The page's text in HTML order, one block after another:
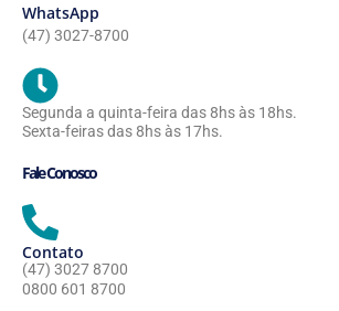
WhatsApp
(47) 3027-8700
Segunda a quinta-feira das 8hs às 18hs.
Sexta-feiras das 8hs às 17hs.
Fale Conosco
Contato
(47) 3027 8700
0800 601 8700